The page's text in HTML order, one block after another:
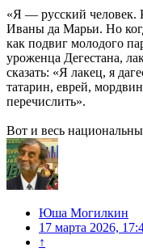
«Я — русский человек.
Иваны да Марьи. Но
как подвиг молодого
уроженца Дегестана,
сказать: «Я лакец, я
татарин, еврей,
перечислить».
Вот и весь
Юша Могилкин
17 марта 2026,
↑